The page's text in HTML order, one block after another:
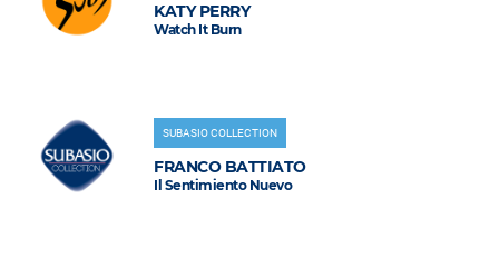
KATY PERRY
Watch It Burn
SUBASIO COLLECTION
FRANCO BATTIATO
Il Sentimiento Nuevo